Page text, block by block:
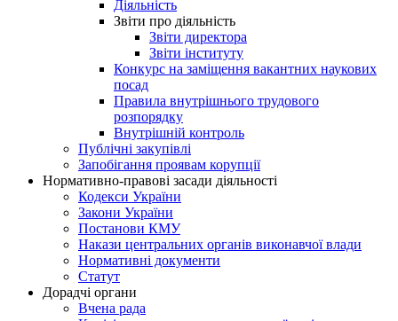
Діяльність
Звіти про діяльність
Звіти директора
Звіти інституту
Конкурс на заміщення вакантних наукових
посад
Правила внутрішнього трудового
розпорядку
Внутрішній контроль
Публічні закупівлі
Запобігання проявам корупції
Нормативно-правові засади діяльності
Кодекси України
Закони України
Постанови КМУ
Накази центральних органів виконавчої влади
Нормативні документи
Статут
Дорадчі органи
Вчена рада